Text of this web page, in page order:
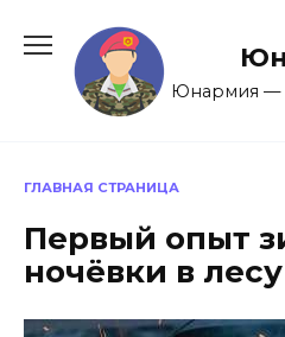
содержанию
Юнармия —
ГЛАВНАЯ СТРАНИЦА
Первый опыт
ночёвки в лесу